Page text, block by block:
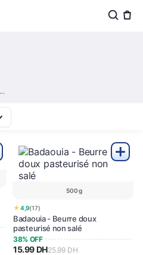
500 g
★4,9(17)
Badaouia - Beurre doux
pasteurisé non salé
38% OFF
15.99 DH25.99 DH